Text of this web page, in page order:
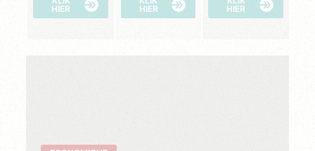
HIER
HIER
HIER